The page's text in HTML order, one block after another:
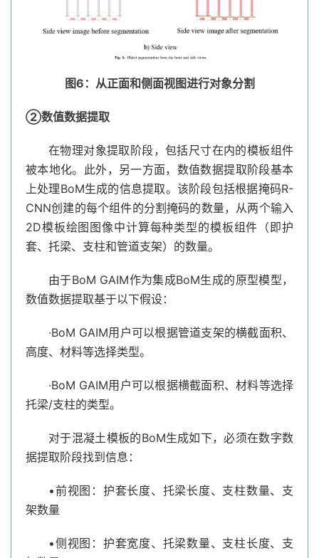
图6：从正面和侧面视图进行对象分割
②数值数据提取
在物理对象提取阶段，包括尺寸在内的模板组件
被本地化。此外，另一方面，数值数据提取阶段基本
上处理BoM生成的信息提取。该阶段包括根据掩码R-
CNN创建的每个组件的分割掩码的数量，从两个输入
2D模板绘图图像中计算每种类型的模板组件（即护
套、托梁、支柱和管道支架）的数量。
由于BoM GAIM作为集成BoM生成的原型模型，
数值数据提取基于以下假设：
·BoM GAIM用户可以根据管道支架的横截面积、
高度、材料等选择类型。
·BoM GAIM用户可以根据横截面积、材料等选择
托梁/支柱的类型。
对于混凝土模板的BoM生成如下，必须在数字数
据提取阶段找到信息：
•前视图：护套长度、托梁长度、支柱数量、支
架数量
•侧视图：护套宽度、托梁数量、支柱长度、支